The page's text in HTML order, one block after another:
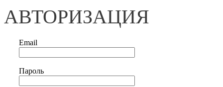
АВТОРИЗАЦИЯ
Email
Пароль